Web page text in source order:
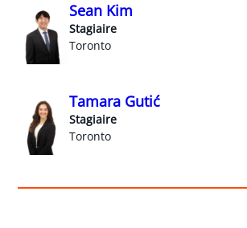
Sean Kim
Stagiaire
Toronto
Tamara Gutić
Stagiaire
Toronto